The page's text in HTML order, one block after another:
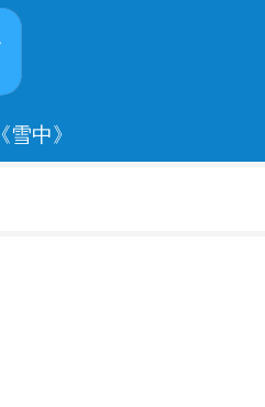
《雪中》